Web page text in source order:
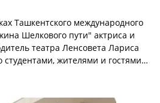
Ташкентского международного
Шелкового пути" актриса и
театра Ленсовета Лариса
студентами, жителями и гостями